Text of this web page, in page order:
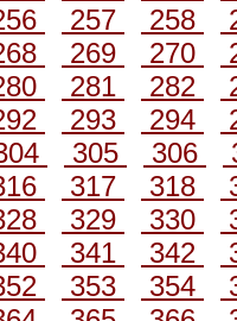
257 258
269 270
281 282
293 294
305 306
317 318
329 330
341 342
353 354